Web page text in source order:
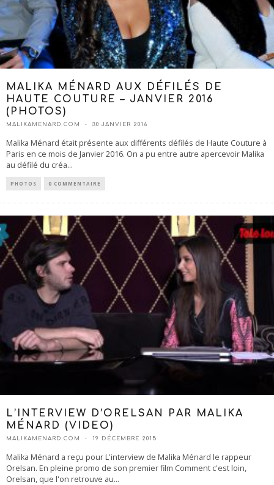
MALIKA MÉNARD AUX DÉFILÉS DE
HAUTE COUTURE – JANVIER 2016
(PHOTOS)
MALIKAMENARD.COM 30 JANVIER 2016
Malika Ménard était présente aux différents défilés de Haute Couture à
Paris en ce mois de Janvier 2016. On a pu entre autre apercevoir Malika
au défilé du créa...
PHOTOS 0 COMMENTAIRE
L’INTERVIEW D’ORELSAN PAR MALIKA
MÉNARD (VIDEO)
MALIKAMENARD.COM 19 DÉCEMBRE 2015
Malika Ménard a reçu pour L'interview de Malika Ménard le rappeur
Orelsan. En pleine promo de son premier film Comment c'est loin,
Orelsan, que l'on retrouve au...